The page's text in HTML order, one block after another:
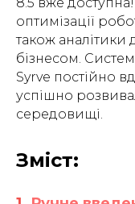
оптимізації
також
бізнесом.
Syrve постійно
успішно
середовищі.
Зміст: